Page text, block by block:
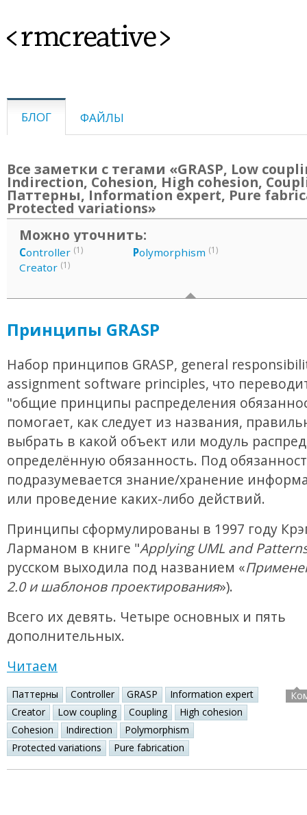
<rmcreative>
БЛОГ ФАЙЛЫ
Все заметки с тегами «GRASP, Low
Indirection, Cohesion, High cohesion,
Паттерны, Information expert, Pure
Protected variations»
Можно уточнить:
Controller (1)
Creator (1)
Polymorphism (1)
Принципы GRASP
Набор принципов GRASP, general
assignment software principles, что
"общие принципы распределения
помогает, как следует из названия,
выбрать в какой объект или модуль
определённую обязанность. Под
подразумевается знание/хранение
или проведение каких-либо действий.
Принципы сформулированы в 1997 году
Ларманом в книге "Applying UML and
русском выходила под названием «
2.0 и шаблонов проектирования»).
Всего их девять. Четыре основных и пять
дополнительных.
Читаем
Паттерны Controller GRASP
Information expert
Creator
Low coupling Coupling
High cohesion
Cohesion
Indirection
Polymorphism
Protected variations
Pure fabrication